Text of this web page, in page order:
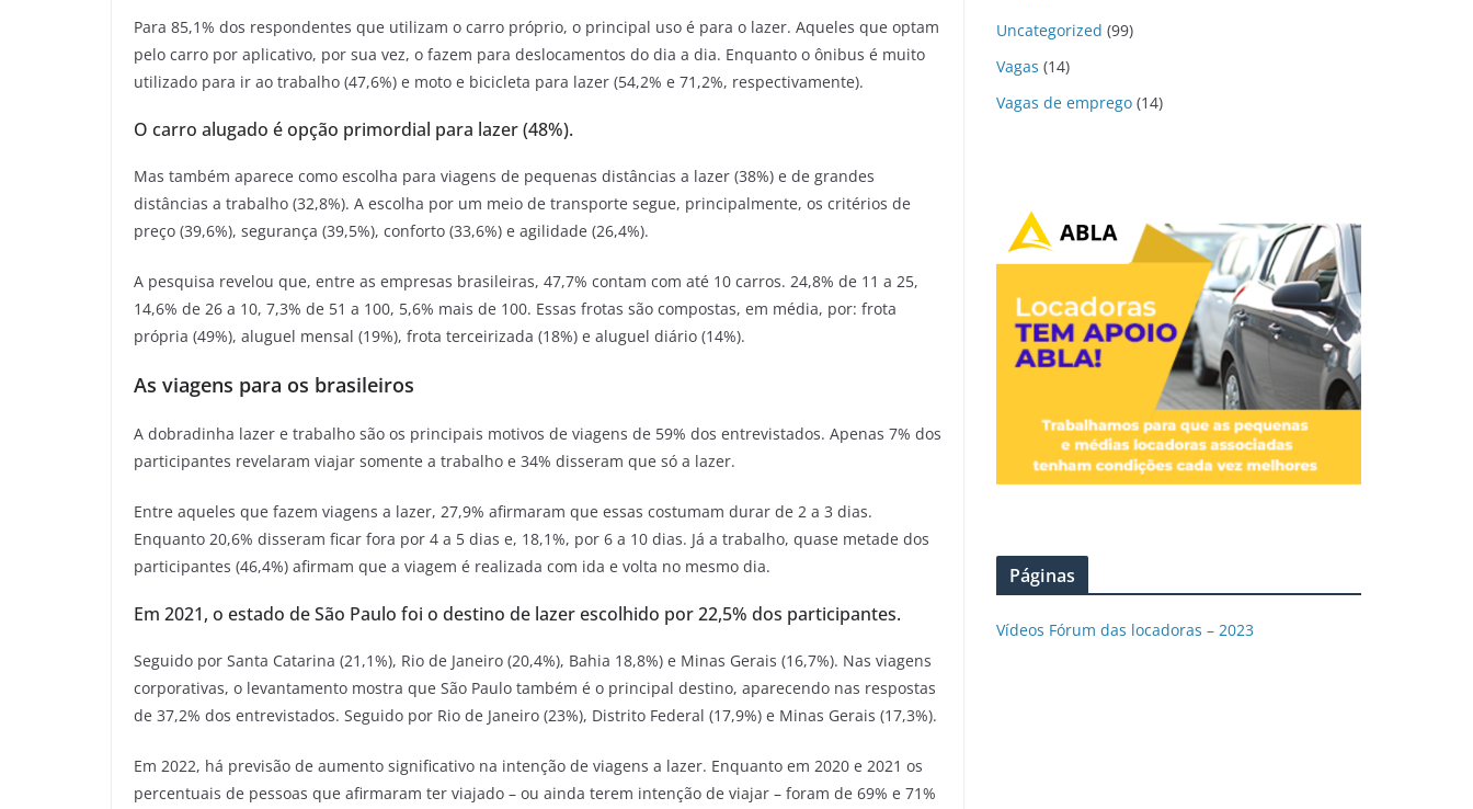
Para 85,1% dos respondentes que utilizam o carro próprio, o principal uso é para o lazer. Aqueles que optam
pelo carro por aplicativo, por sua vez, o fazem para deslocamentos do dia a dia. Enquanto o ônibus é muito
utilizado para ir ao trabalho (47,6%) e moto e bicicleta para lazer (54,2% e 71,2%, respectivamente).
O carro alugado é opção primordial para lazer (48%).
Mas também aparece como escolha para viagens de pequenas distâncias a lazer (38%) e de grandes
distâncias a trabalho (32,8%). A escolha por um meio de transporte segue, principalmente, os critérios de
preço (39,6%), segurança (39,5%), conforto (33,6%) e agilidade (26,4%).
A pesquisa revelou que, entre as empresas brasileiras, 47,7% contam com até 10 carros. 24,8% de 11 a 25,
14,6% de 26 a 10, 7,3% de 51 a 100, 5,6% mais de 100. Essas frotas são compostas, em média, por: frota
própria (49%), aluguel mensal (19%), frota terceirizada (18%) e aluguel diário (14%).
As viagens para os brasileiros
A dobradinha lazer e trabalho são os principais motivos de viagens de 59% dos entrevistados. Apenas 7% dos
participantes revelaram viajar somente a trabalho e 34% disseram que só a lazer.
Entre aqueles que fazem viagens a lazer, 27,9% afirmaram que essas costumam durar de 2 a 3 dias.
Enquanto 20,6% disseram ficar fora por 4 a 5 dias e, 18,1%, por 6 a 10 dias. Já a trabalho, quase metade dos
participantes (46,4%) afirmam que a viagem é realizada com ida e volta no mesmo dia.
Em 2021, o estado de São Paulo foi o destino de lazer escolhido por 22,5% dos participantes.
Seguido por Santa Catarina (21,1%), Rio de Janeiro (20,4%), Bahia 18,8%) e Minas Gerais (16,7%). Nas viagens
corporativas, o levantamento mostra que São Paulo também é o principal destino, aparecendo nas respostas
de 37,2% dos entrevistados. Seguido por Rio de Janeiro (23%), Distrito Federal (17,9%) e Minas Gerais (17,3%).
Em 2022, há previsão de aumento significativo na intenção de viagens a lazer. Enquanto em 2020 e 2021 os
percentuais de pessoas que afirmaram ter viajado – ou ainda terem intenção de viajar – foram de 69% e 71%
Uncategorized (99)
Vagas (14)
Vagas de emprego (14)
Páginas
Vídeos Fórum das locadoras – 2023